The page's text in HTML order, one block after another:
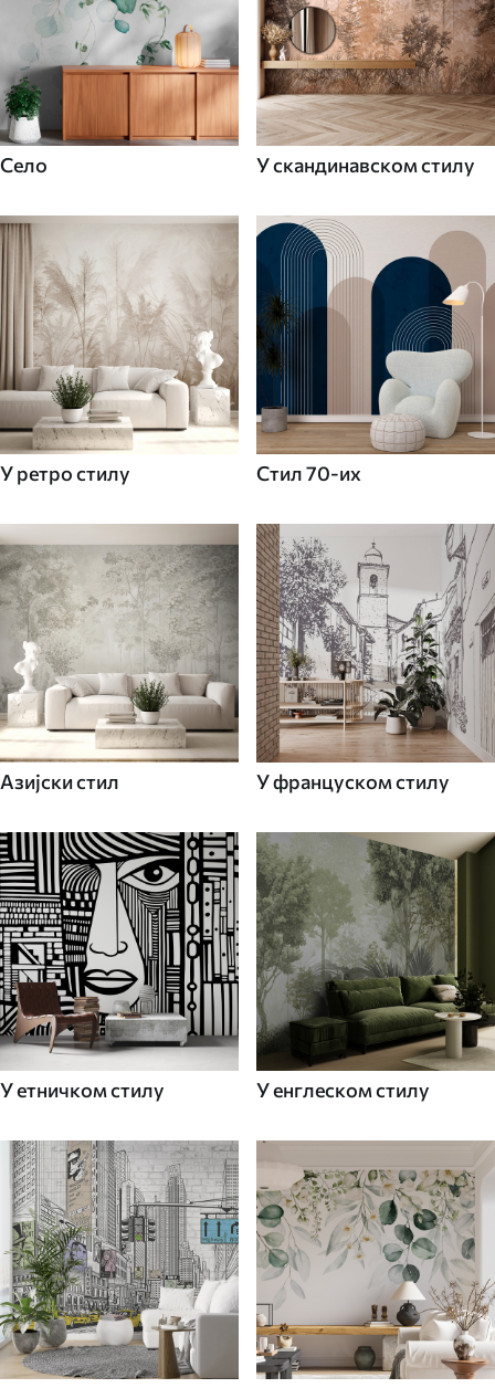
Село У скандинавском стилу
У ретро стилу Стил 70-их
Азијски стил У француском стилу
У етничком стилу У енглеском стилу